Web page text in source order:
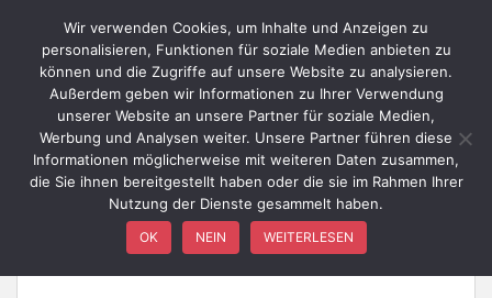
B2-BMA / Dahlhausen,
Dahlhausener Straße
Wir verwenden Cookies, um Inhalte und Anzeigen zu
personalisieren, Funktionen für soziale Medien anbieten zu
können und die Zugriffe auf unsere Website zu analysieren.
Außerdem geben wir Informationen zu Ihrer Verwendung
unserer Website an unsere Partner für soziale Medien,
Werbung und Analysen weiter. Unsere Partner führen diese
Informationen möglicherweise mit weiteren Daten zusammen,
die Sie ihnen bereitgestellt haben oder die sie im Rahmen Ihrer
Nutzung der Dienste gesammelt haben.
OK NEIN WEITERLESEN